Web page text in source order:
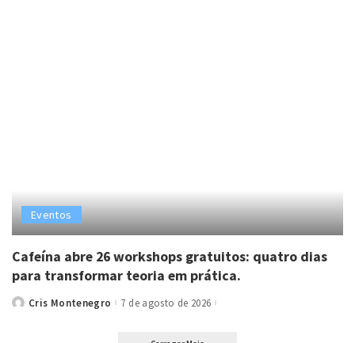
Eventos
Cafeína abre 26 workshops gratuitos: quatro dias
para transformar teoria em prática.
PostedCris Montenegro 7 de agosto de 2026